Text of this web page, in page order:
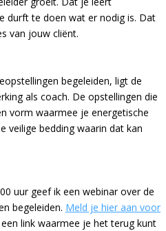
durft te doen wat er nodig is. Dat
van jouw cliënt.
begeleiden, ligt de
als coach. De opstellingen die
vorm waarmee je energetische
veilige bedding waarin dat kan
uur geef ik een webinar over de
begeleiden. Meld je hier aan voor
link waarmee je het terug kunt